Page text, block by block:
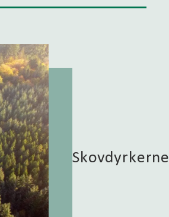
Skovdyrkerne